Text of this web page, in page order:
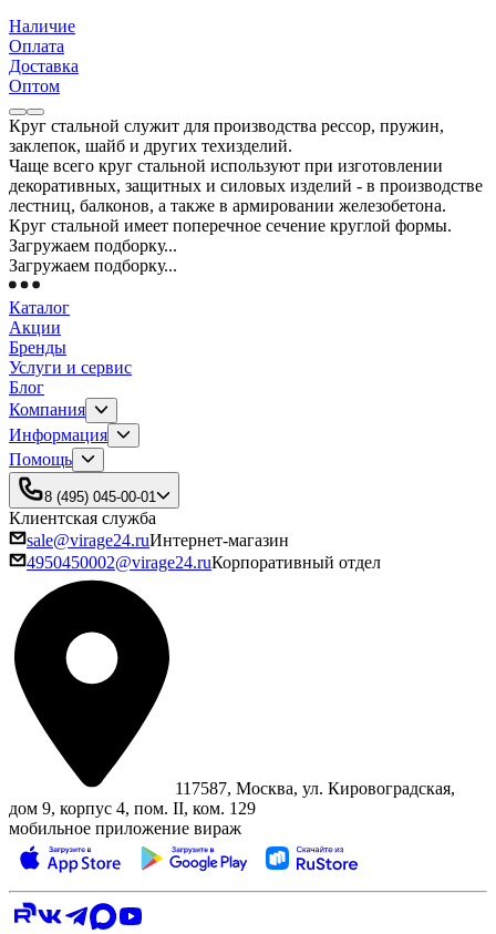
Наличие
Оплата
Доставка
Оптом
Круг стальной служит для производства рессор, пружин,
заклепок, шайб и других техизделий.
Чаще всего круг стальной используют при изготовлении
декоративных, защитных и силовых изделий - в производстве
лестниц, балконов, а также в армировании железобетона.
Круг стальной имеет поперечное сечение круглой формы.
Загружаем подборку...
Загружаем подборку...
Каталог
Акции
Бренды
Услуги и сервис
Блог
Компания
Информация
Помощь
8 (495) 045-00-01
Клиентская служба
sale@virage24.ruИнтернет-магазин
4950450002@virage24.ruКорпоративный отдел
117587, Москва, ул. Кировоградская,
дом 9, корпус 4, пом. II, ком. 129
мобильное приложение вираж